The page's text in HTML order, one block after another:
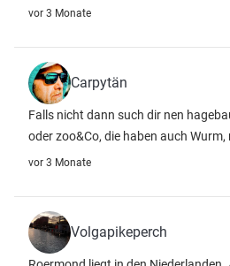
vor 3 Monate
Carpytän
Falls nicht dann such dir nen
oder zoo&Co, die haben auch
vor 3 Monate
Volgapikeperch